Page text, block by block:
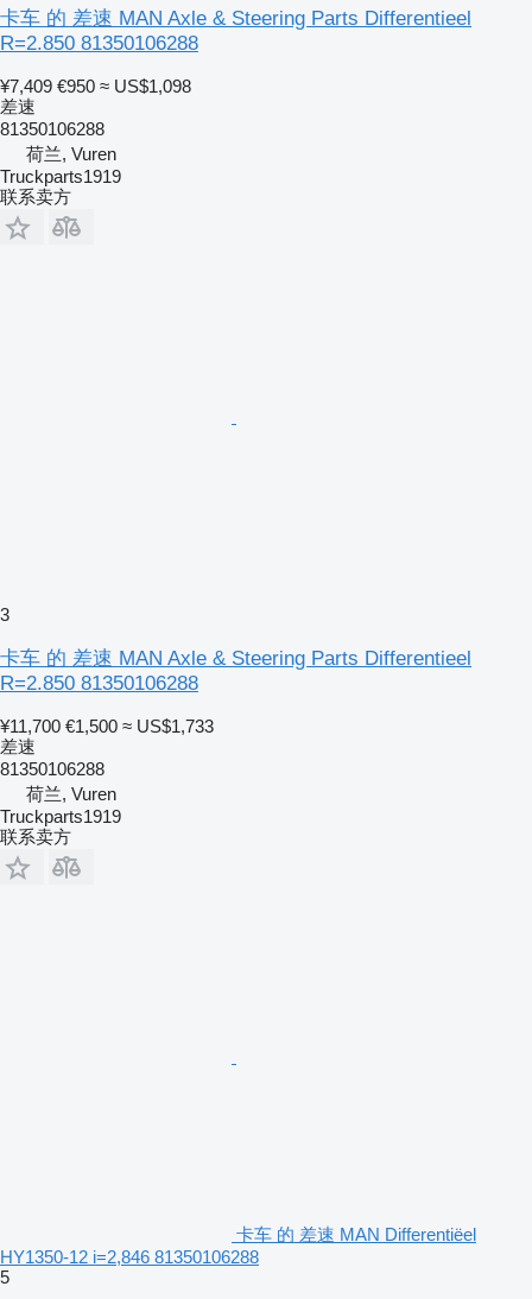
卡车 的 差速 MAN Axle & Steering Parts Differentieel
R=2.850 81350106288
¥7,409 €950 ≈ US$1,098
差速
81350106288
荷兰, Vuren
Truckparts1919
联系卖方
3
卡车 的 差速 MAN Axle & Steering Parts Differentieel
R=2.850 81350106288
¥11,700 €1,500 ≈ US$1,733
差速
81350106288
荷兰, Vuren
Truckparts1919
联系卖方
卡车 的 差速 MAN Differentiëel
HY1350-12 i=2,846 81350106288
5